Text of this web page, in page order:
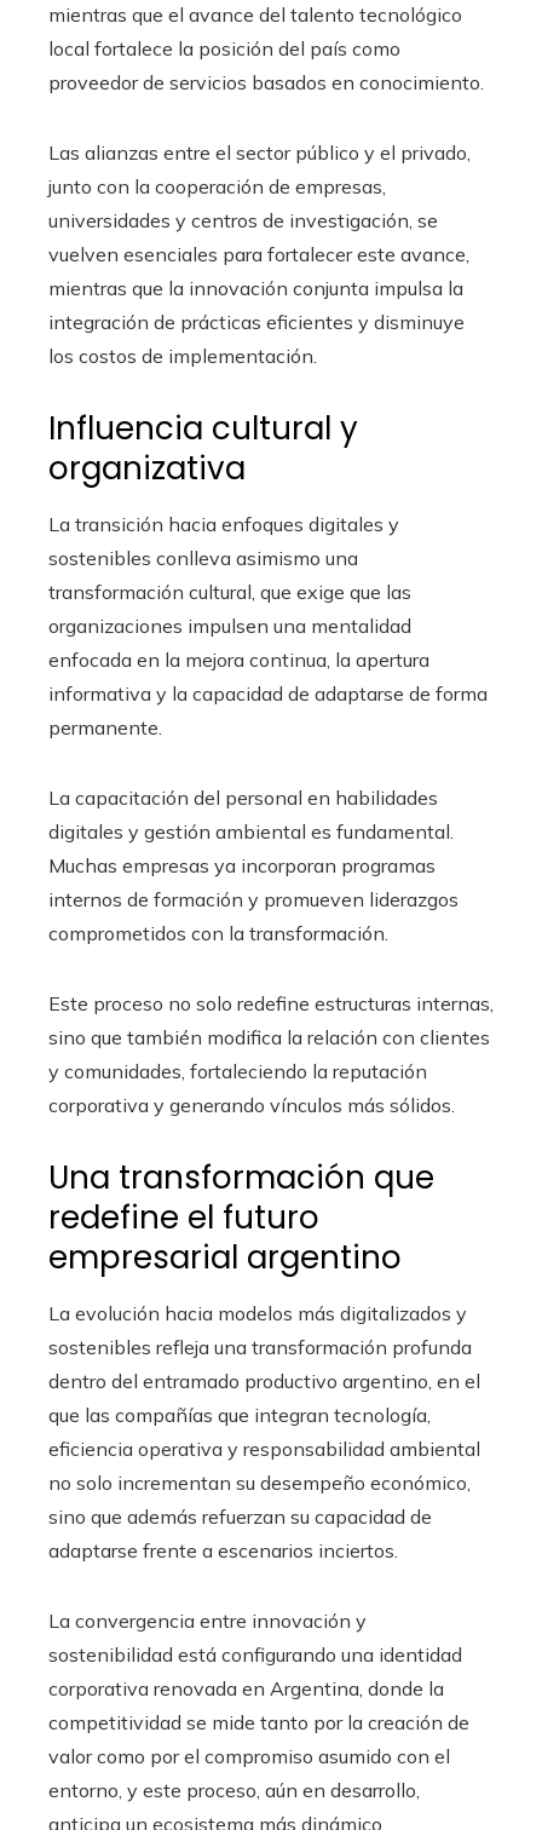
mientras que el avance del talento tecnológico
local fortalece la posición del país como
proveedor de servicios basados en conocimiento.
Las alianzas entre el sector público y el privado,
junto con la cooperación de empresas,
universidades y centros de investigación, se
vuelven esenciales para fortalecer este avance,
mientras que la innovación conjunta impulsa la
integración de prácticas eficientes y disminuye
los costos de implementación.
Influencia cultural y
organizativa
La transición hacia enfoques digitales y
sostenibles conlleva asimismo una
transformación cultural, que exige que las
organizaciones impulsen una mentalidad
enfocada en la mejora continua, la apertura
informativa y la capacidad de adaptarse de forma
permanente.
La capacitación del personal en habilidades
digitales y gestión ambiental es fundamental.
Muchas empresas ya incorporan programas
internos de formación y promueven liderazgos
comprometidos con la transformación.
Este proceso no solo redefine estructuras internas,
sino que también modifica la relación con clientes
y comunidades, fortaleciendo la reputación
corporativa y generando vínculos más sólidos.
Una transformación que
redefine el futuro
empresarial argentino
La evolución hacia modelos más digitalizados y
sostenibles refleja una transformación profunda
dentro del entramado productivo argentino, en el
que las compañías que integran tecnología,
eficiencia operativa y responsabilidad ambiental
no solo incrementan su desempeño económico,
sino que además refuerzan su capacidad de
adaptarse frente a escenarios inciertos.
La convergencia entre innovación y
sostenibilidad está configurando una identidad
corporativa renovada en Argentina, donde la
competitividad se mide tanto por la creación de
valor como por el compromiso asumido con el
entorno, y este proceso, aún en desarrollo,
anticipa un ecosistema más dinámico,